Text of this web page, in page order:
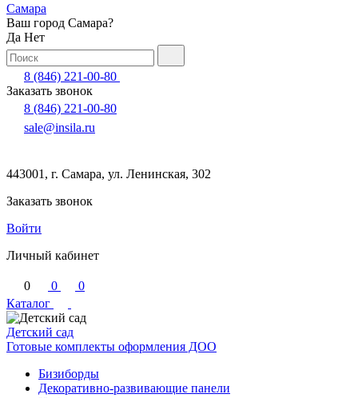
Самара
Ваш город Самара?
Да Нет
8 (846) 221-00-80
Заказать звонок
8 (846) 221-00-80
sale@insila.ru
443001, г. Самара, ул. Ленинская, 302
Заказать звонок
Войти
Личный кабинет
0 0
0
Каталог
Детский сад
Готовые комплекты оформления ДОО
Бизиборды
Декоративно-развивающие панели